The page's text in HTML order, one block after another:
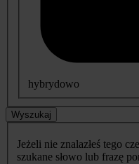
hybrydowo
Wyszukaj
Jeżeli nie znalazłeś tego
szukane słowo lub frazę